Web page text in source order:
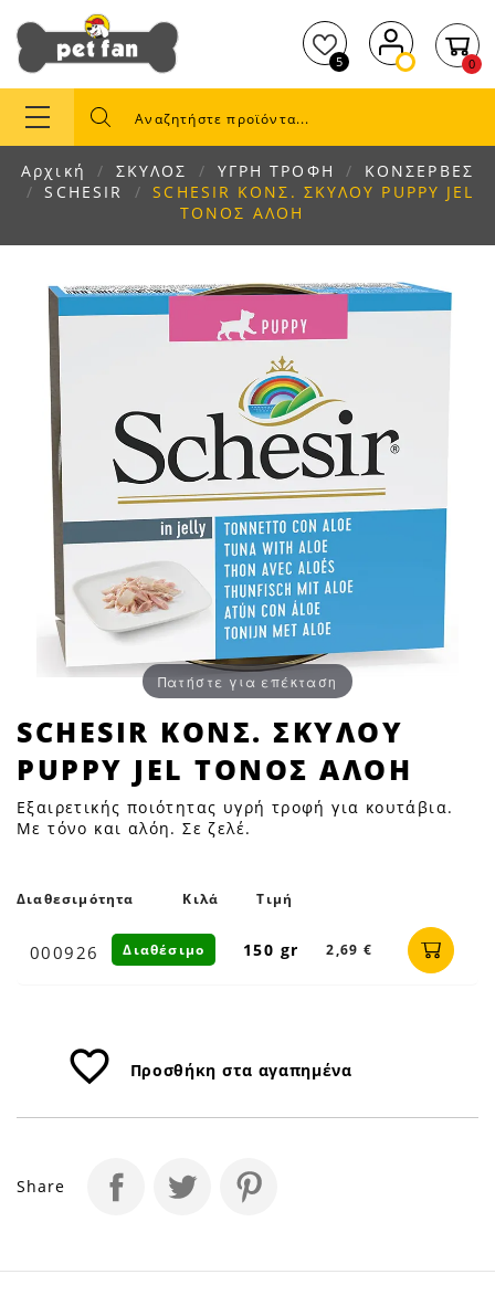
5 0
Αρχική ΣΚΥΛΟΣ ΥΓΡΗ ΤΡΟΦΗ
ΚΟΝΣΕΡΒΕΣ
SCHESIR
SCHESIR ΚΟΝΣ. ΣΚΥΛΟΥ PUPPY JEL
ΤΟΝΟΣ ΑΛΟΗ
Πατήστε για επέκταση
SCHESIR
ΚΟΝΣ.
ΣΚΥΛΟΥ
PUPPY
JEL
|
SCHESIR ΚΟΝΣ. ΣΚΥΛΟΥ
PUPPY JEL ΤΟΝΟΣ ΑΛΟΗ
Εξαιρετικής ποιότητας υγρή τροφή για κουτάβια.
Με τόνο και αλόη. Σε ζελέ.
Διαθεσιμότητα Κιλά Τιμή
000926 150 gr 2,69 €
Διαθέσιμο
favorite_border Προσθήκη στα αγαπημένα
Share